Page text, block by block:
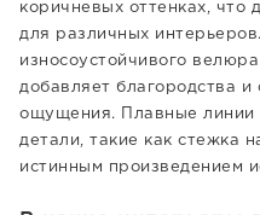
коричневых оттенках, что
для различных
износоустойчивого
добавляет благородства и
ощущения. Плавные линии
детали, такие как стежка
истинным произведением